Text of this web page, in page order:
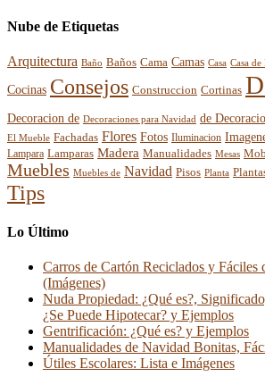
Nube de Etiquetas
Arquitectura Baño Baños Cama Camas Casa Casa
Cocinas Consejos Construccion Cortinas
Decoracion de Decoraciones para Navidad de
El Mueble Fachadas Flores Fotos Iluminacion
Lampara Lamparas Madera Manualidades Mesas
Muebles Muebles de Navidad Pisos Planta
Tips
Lo Último
Carros de Cartón Reciclados y Fáciles
(Imágenes)
Nuda Propiedad: ¿Qué es?,
¿Se Puede Hipotecar? y Ejemplos
Gentrificación: ¿Qué es? y Ejemplos
Manualidades de Navidad Bonitas,
Útiles Escolares: Lista e Imágenes